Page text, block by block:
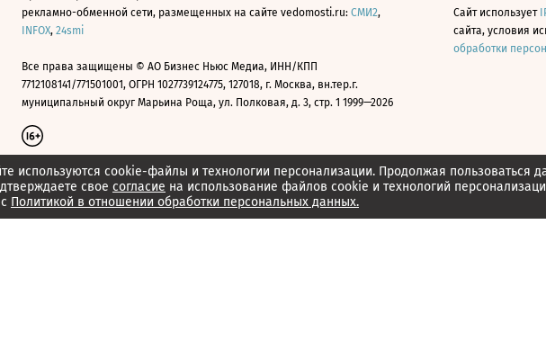
используются cookie-файлы и технологии персонализации. Продолжая пользоваться
свое согласие на использование файлов cookie и технологий
Политикой в отношении обработки персональных данных.
рекламно-обменной сети, размещенных на сайте vedomosti.ru: СМИ2,
INFOX, 24smi
Все права защищены © АО Бизнес Ньюс Медиа, ИНН/КПП
7712108141/771501001, ОГРН 1027739124775, 127018, г. Москва, вн.тер.г.
муниципальный округ Марьина Роща, ул. Полковая, д. 3, стр. 1 1999—2026
Сайт использует
сайта, условия
обработки